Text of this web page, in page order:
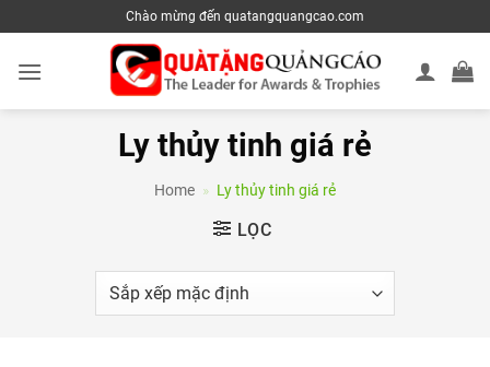
to
content
Chào mừng đến quatangquangcao.com
Ly thủy tinh giá rẻ
Home » Ly thủy tinh giá rẻ
LỌC